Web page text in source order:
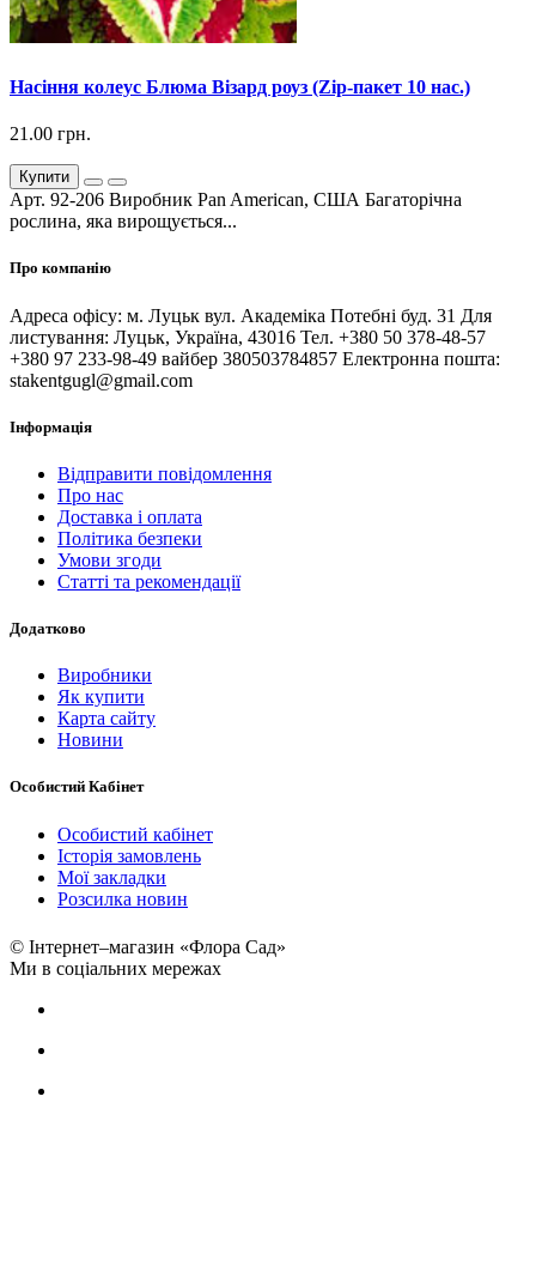
Насіння колеус Блюма Візард роуз (Zip-пакет 10 нас.)
21.00 грн.
Купити
Арт. 92-206 Виробник Pan American, США Багаторічна
рослина, яка вирощується...
Про компанію
Адреса офісу: м. Луцьк вул. Академіка Потебні буд. 31 Для
листування: Луцьк, Україна, 43016 Тел. +380 50 378-48-57
+380 97 233-98-49 вайбер 380503784857 Електронна пошта:
stakentgugl@gmail.com
Інформація
Відправити повідомлення
Про нас
Доставка і оплата
Політика безпеки
Умови згоди
Статті та рекомендації
Додатково
Виробники
Як купити
Карта сайту
Новини
Особистий Кабінет
Особистий кабінет
Історія замовлень
Мої закладки
Розсилка новин
© Інтернет–магазин «Флора Сад»
Ми в соціальних мережах